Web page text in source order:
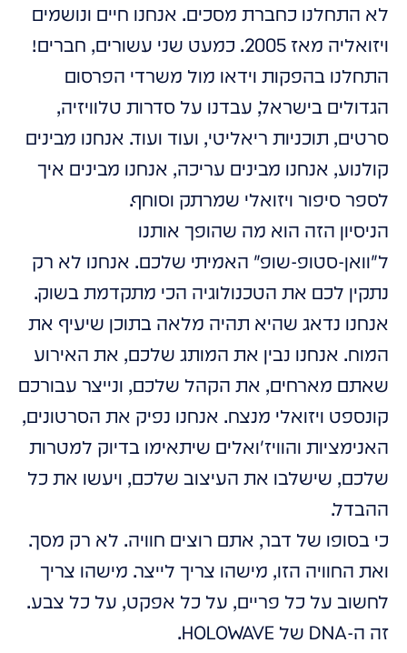
לא התחלנו כחברת מסכים. אנחנו חיים ונושמים
ויזואליה מאז 2005. כמעט שני עשורים, חברים!
התחלנו בהפקות וידאו מול משרדי הפרסום
הגדולים בישראל, עבדנו על סדרות טלוויזיה,
סרטים, תוכניות ריאליטי, ועוד ועוד. אנחנו מבינים
קולנוע, אנחנו מבינים עריכה, אנחנו מבינים איך
לספר סיפור ויזואלי שמרתק וסוחף.
הניסיון הזה הוא מה שהופך אותנו
ל"וואן-סטופ-שופ" האמיתי שלכם. אנחנו לא רק
נתקין לכם את הטכנולוגיה הכי מתקדמת בשוק.
אנחנו נדאג שהיא תהיה מלאה בתוכן שיעיף את
המוח. אנחנו נבין את המותג שלכם, את האירוע
שאתם מארחים, את הקהל שלכם, ונייצר עבורכם
קונספט ויזואלי מנצח. אנחנו נפיק את הסרטונים,
האנימציות והוויז'ואלים שיתאימו בדיוק למטרות
שלכם, שישלבו את העיצוב שלכם, ויעשו את כל
ההבדל.
כי בסופו של דבר, אתם רוצים חוויה. לא רק מסך.
ואת החוויה הזו, מישהו צריך לייצר. מישהו צריך
לחשוב על כל פריים, על כל אפקט, על כל צבע.
זה ה-DNA של HOLOWAVE.